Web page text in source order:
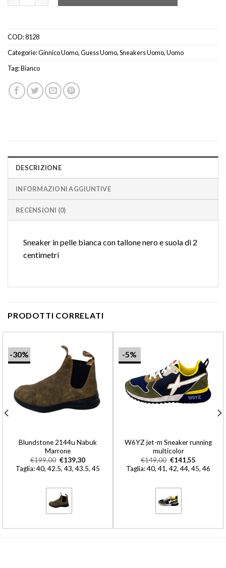
COD:8128
Categorie:Ginnico Uomo,Guess Uomo,Sneakers Uomo,Uomo
Tag:Bianco
DESCRIZIONE
INFORMAZIONI AGGIUNTIVE
RECENSIONI (0)
Sneaker in pelle bianca con tallone nero e suola di 2
centimetri
PRODOTTI CORRELATI
-30%
Blundstone 2144u Nabuk
Marrone
€199,00 €139,30
Taglia: 40, 42.5, 43, 43.5, 45
-5%
W6YZ jet-m Sneaker running
multicolor
€149,00 €141,55
Taglia: 40, 41, 42, 44, 45, 46